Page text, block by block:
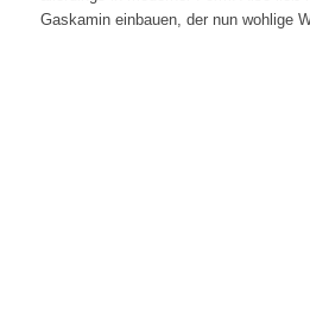
Gaskamin einbauen, der nun wohlige